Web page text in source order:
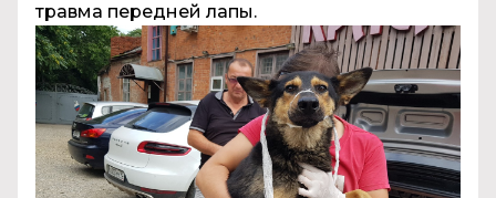
травма передней лапы.